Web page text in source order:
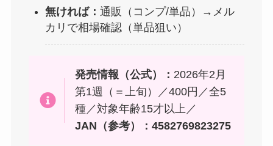
無ければ： 通販（コンプ/単品）→メル
カリで相場確認（単品狙い）
発売情報（公式）： 2026年2月
第1週（＝上旬）／400円／全5
種／対象年齢15才以上／
JAN（参考）：4582769823275